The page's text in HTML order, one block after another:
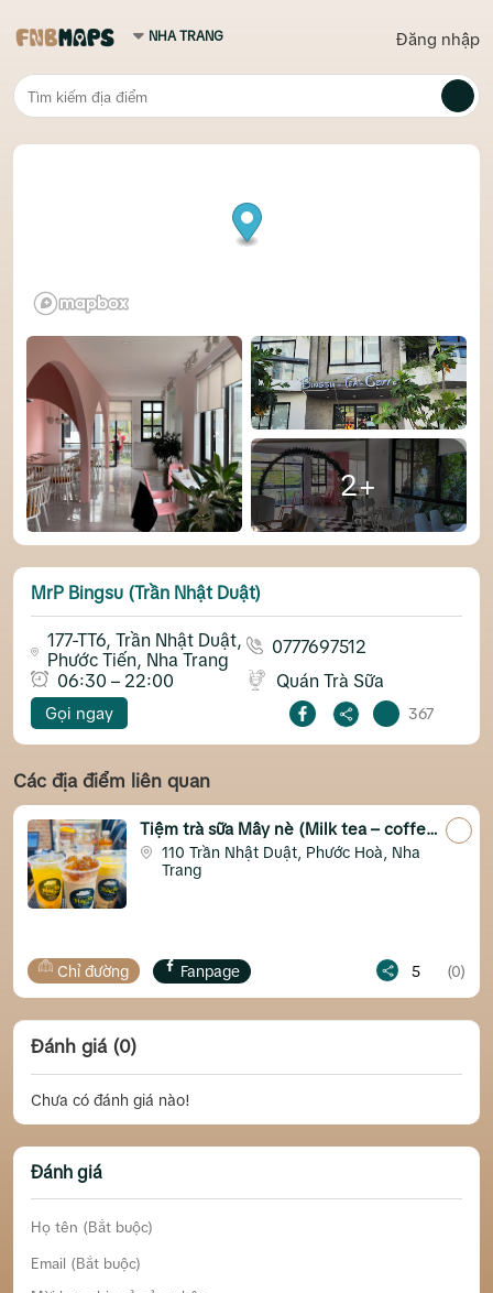
Đăng nhập
2+
MrP Bingsu (Trần Nhật Duật)
177-TT6, Trần Nhật Duật,
Phước Tiến, Nha Trang
0777697512
06:30 – 22:00
Quán Trà Sữa
Gọi ngay 367
Các địa điểm liên quan
Tiệm trà sữa Mây nè (Milk tea – coffee
& more)
110 Trần Nhật Duật, Phước Hoà, Nha
Trang
Fanpage Chỉ
Đánh giá (0)
Chưa có đánh giá nào!
Đánh giá